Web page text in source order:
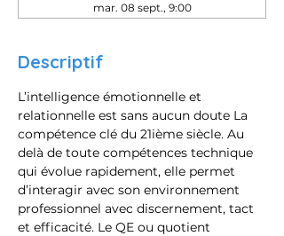
mar. 08 sept., 9:00
Descriptif
L’intelligence émotionnelle et
relationnelle est sans aucun doute La
compétence clé du 21ième siècle. Au
delà de toute compétences technique
qui évolue rapidement, elle permet
d’interagir avec son environnement
professionnel avec discernement, tact
et efficacité. Le QE ou quotient